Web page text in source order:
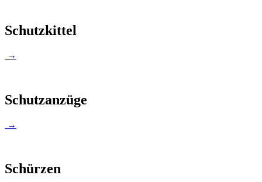
Schutzkittel
→
Schutzanzüge
→
Schürzen